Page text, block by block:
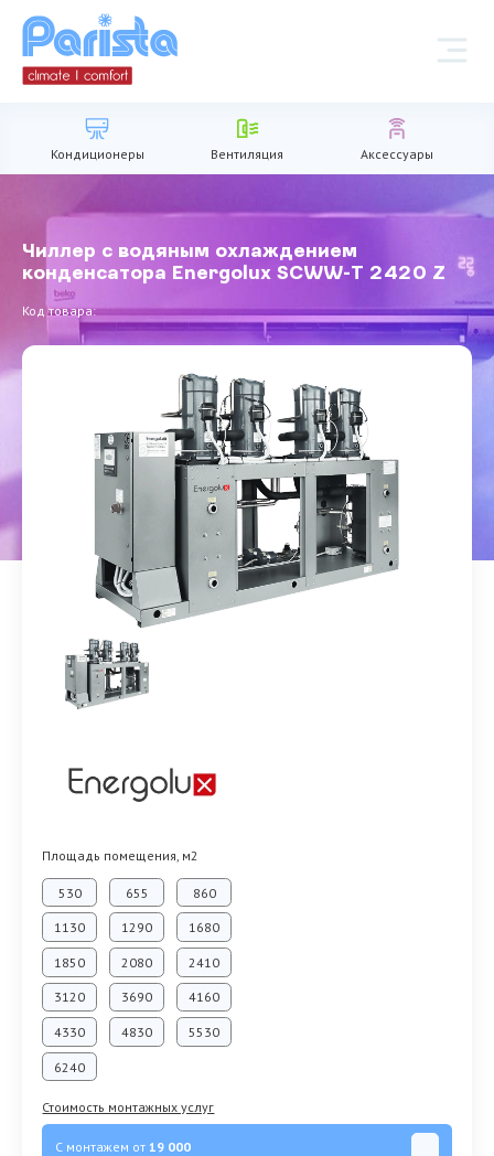
Кондиционеры Вентиляция Аксессуары
Чиллер с водяным охлаждением
конденсатора Energolux SCWW-T 2420 Z
Код товара:
Площадь помещения, м2
530 655 860
1130 1290 1680
1850 2080 2410
3120 3690 4160
4330 4830 5530
6240
Стоимость монтажных услуг
С монтажем от19 000